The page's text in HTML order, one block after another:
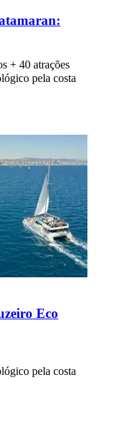
+ 40 atrações
pela costa
Eco
pela costa